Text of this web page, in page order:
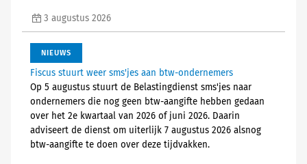
3 augustus 2026
NIEUWS
Fiscus stuurt weer sms'jes aan btw-ondernemers
Op 5 augustus stuurt de Belastingdienst sms'jes naar
ondernemers die nog geen btw-aangifte hebben gedaan
over het 2e kwartaal van 2026 of juni 2026. Daarin
adviseert de dienst om uiterlijk 7 augustus 2026 alsnog
btw-aangifte te doen over deze tijdvakken.